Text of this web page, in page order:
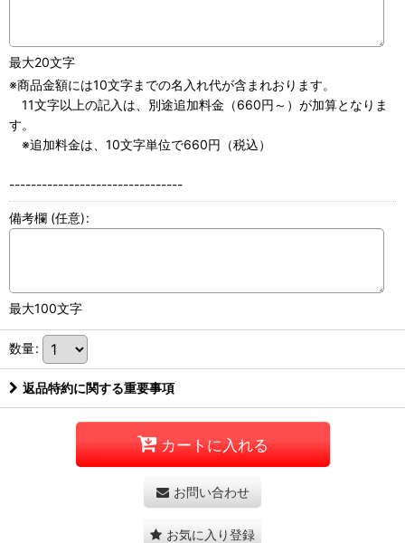
最大20文字
※商品金額には10文字までの名入れ代が含まれおります。
11文字以上の記入は、別途追加料金（660円～）が加算となりま
す。
※追加料金は、10文字単位で660円（税込）
--------------------------------
備考欄 (任意):
最大100文字
数量:
返品特約に関する重要事項
カートに入れる
お問い合わせ
お気に入り登録